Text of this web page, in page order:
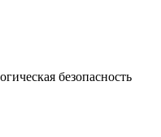
безопасность